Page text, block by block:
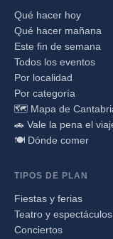
Qué hacer hoy
Qué hacer mañana
Este fin de semana
Todos los eventos
Por localidad
Por categoría
🗺️ Mapa de
🚗 Vale la pena el
🍽️ Dónde comer
TIPOS DE PLAN
Fiestas y ferias
Teatro y espectáculos
Conciertos